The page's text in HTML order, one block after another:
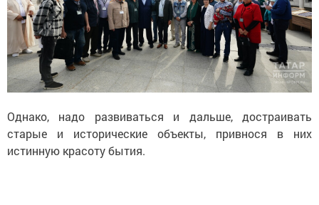
Однако, надо развиваться и дальше, достраивать
старые и исторические объекты, привнося в них
истинную красоту бытия.